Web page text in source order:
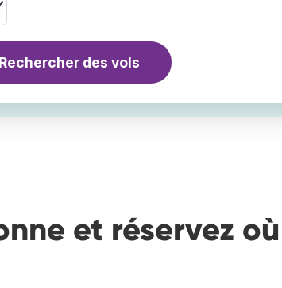
Rechercher des vols
et réservez où